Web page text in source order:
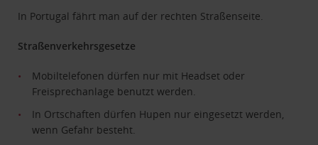
In Portugal fährt man auf der rechten Straßenseite.
Straßenverkehrsgesetze
Mobiltelefonen dürfen nur mit Headset oder
Freisprechanlage benutzt werden.
In Ortschaften dürfen Hupen nur eingesetzt werden,
wenn Gefahr besteht.